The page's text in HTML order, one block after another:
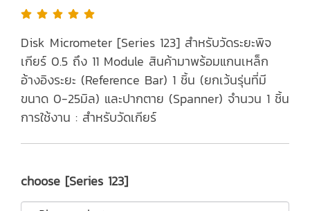
Disk Micrometer [Series 123] สำหรับวัดระยะพิจ
เกียร์ 0.5 ถึง 11 Module สินค้ามาพร้อมแกนเหล็ก
อ้างอิงระยะ (Reference Bar) 1 ชิ้น (ยกเว้นรุ่นที่มี
ขนาด 0-25มิล) และปากตาย (Spanner) จำนวน 1 ชิ้น
การใช้งาน : สำหรับวัดเกียร์
choose [Series 123]